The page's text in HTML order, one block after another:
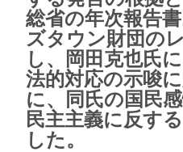
総省の年次報告
ズタウン財団の
し、岡田克也氏
法的対応の示唆
に、同氏の国民
民主主義に反す
した。